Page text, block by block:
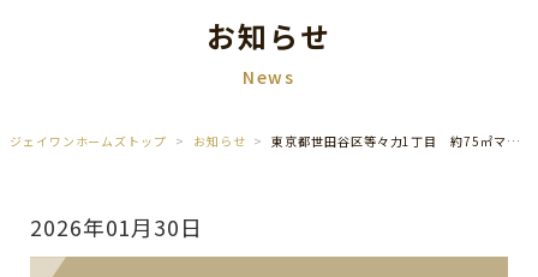
お知らせ
News
ジェイワンホームズトップ お知らせ 東京都世田谷区等々力1丁目 約75㎡マンションの売却（買取）査定のご依頼を承りました
2026年01月30日